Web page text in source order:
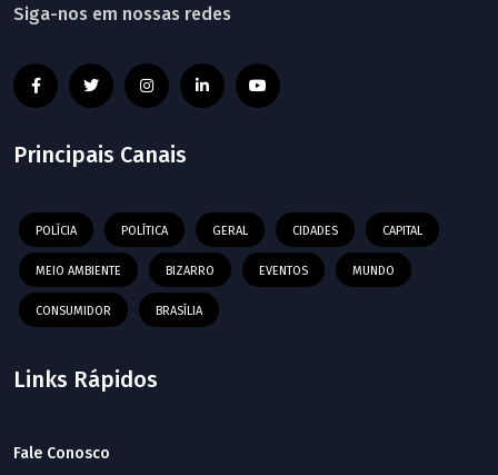
Siga-nos em nossas redes
Principais Canais
POLÍCIA POLÍTICA GERAL CIDADES CAPITAL
MEIO AMBIENTE BIZARRO EVENTOS MUNDO
CONSUMIDOR BRASÍLIA
Links Rápidos
Fale Conosco